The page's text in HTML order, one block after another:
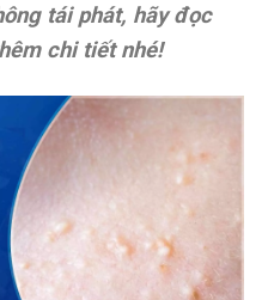
tái phát, hãy đọc
chi tiết nhé!